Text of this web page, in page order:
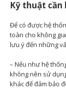
Kỹ thuật
Để có được hệ
toàn cho không
lưu ý đến những
– Nếu như hệ
không nên sử
khác để đảm bảo